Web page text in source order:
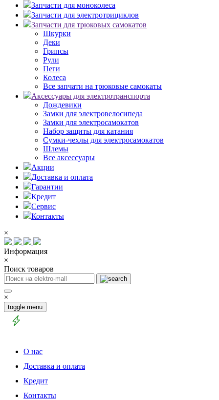
Запчасти для моноколеса
Запчасти для электротрициклов
Запчасти для трюковых самокатов
Шкурки
Деки
Грипсы
Рули
Пеги
Колеса
Все запчати на трюковые самокаты
Аксессуары для электротранспорта
Дождевики
Замки для электровелосипеда
Замки для электросамокатов
Набор защиты для катания
Сумки-чехлы для электросамокатов
Шлемы
Все аксессуары
Акции
Доставка и оплата
Гарантии
Кредит
Сервис
Контакты
×
Информация
×
Поиск товаров
×
toggle menu
О нас
Доставка и оплата
Кредит
Контакты